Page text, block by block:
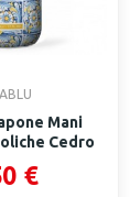
Mani
Cedro
€